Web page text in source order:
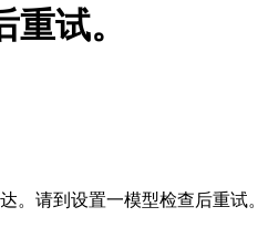
试。
。请到设置一模型检查后重试。